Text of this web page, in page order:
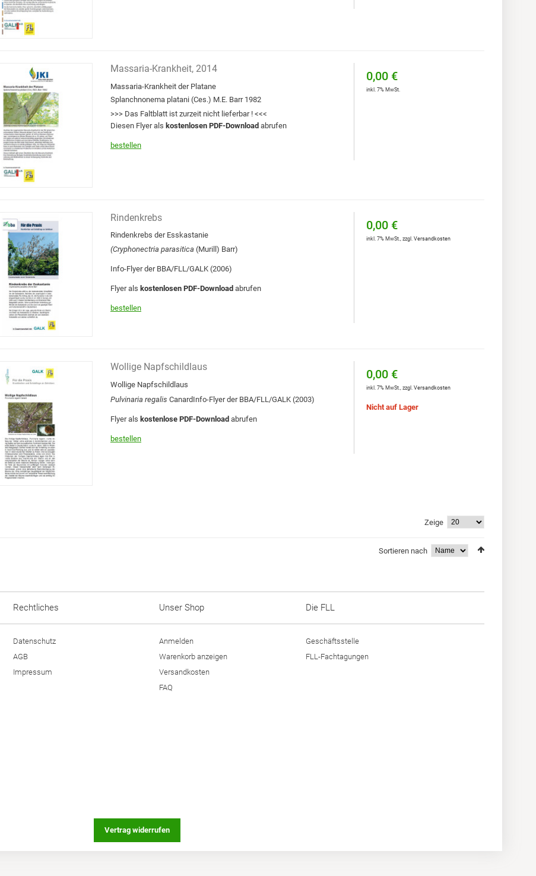
Massaria-Krankheit, 2014
Massaria-Krankheit der Platane
Splanchnonema platani (Ces.) M.E. Barr 1982
>>> Das Faltblatt ist zurzeit nicht lieferbar ! <<<
Diesen Flyer als kostenlosen PDF-Download abrufen
bestellen
0,00 €
inkl. 7% MwSt.
Rindenkrebs
Rindenkrebs der Esskastanie
(Cryphonectria parasitica (Murill) Barr)
Info-Flyer der BBA/FLL/GALK (2006)
Flyer als kostenlosen PDF-Download abrufen
bestellen
0,00 €
inkl. 7% MwSt., zzgl. Versandkosten
Wollige Napfschildlaus
Wollige Napfschildlaus
Pulvinaria regalis CanardInfo-Flyer der BBA/FLL/GALK (2003)
Flyer als kostenlose PDF-Download abrufen
bestellen
0,00 €
inkl. 7% MwSt., zzgl. Versandkosten
Nicht auf Lager
Zeige
Sortieren nach
Rechtliches
Datenschutz
AGB
Impressum
Unser Shop
Anmelden
Warenkorb anzeigen
Versandkosten
FAQ
Die FLL
Geschäftsstelle
FLL-Fachtagungen
Vertrag widerrufen